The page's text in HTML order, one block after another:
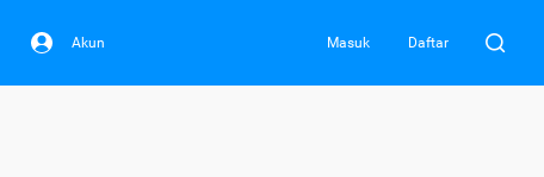
Akun Masuk Daftar